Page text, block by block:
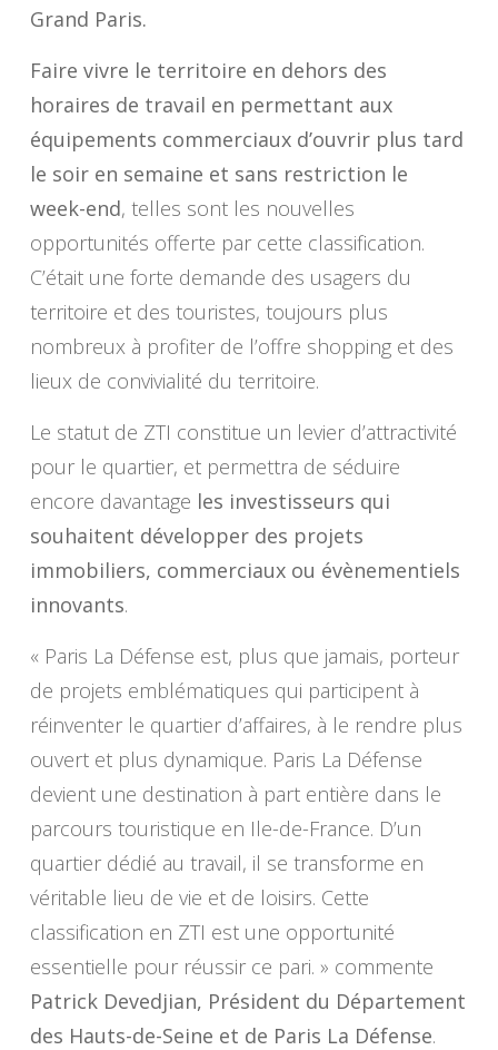
Grand Paris.
Faire vivre le territoire en dehors des
horaires de travail en permettant aux
équipements commerciaux d’ouvrir plus tard
le soir en semaine et sans restriction le
week-end, telles sont les nouvelles
opportunités offerte par cette classification.
C’était une forte demande des usagers du
territoire et des touristes, toujours plus
nombreux à profiter de l’offre shopping et des
lieux de convivialité du territoire.
Le statut de ZTI constitue un levier d’attractivité
pour le quartier, et permettra de séduire
encore davantage les investisseurs qui
souhaitent développer des projets
immobiliers, commerciaux ou évènementiels
innovants.
« Paris La Défense est, plus que jamais, porteur
de projets emblématiques qui participent à
réinventer le quartier d’affaires, à le rendre plus
ouvert et plus dynamique. Paris La Défense
devient une destination à part entière dans le
parcours touristique en Ile-de-France. D’un
quartier dédié au travail, il se transforme en
véritable lieu de vie et de loisirs. Cette
classification en ZTI est une opportunité
essentielle pour réussir ce pari. » commente
Patrick Devedjian, Président du Département
des Hauts-de-Seine et de Paris La Défense.